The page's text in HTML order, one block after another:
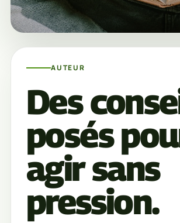
AUTEUR
Des
posés
agir sans
pression.